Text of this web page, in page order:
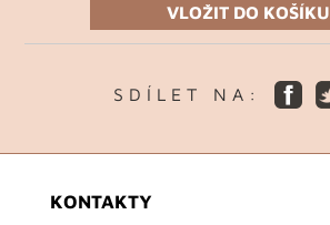
VLOŽIT DO KOŠÍKU
S D Í L E T N A :
KONTAKTY